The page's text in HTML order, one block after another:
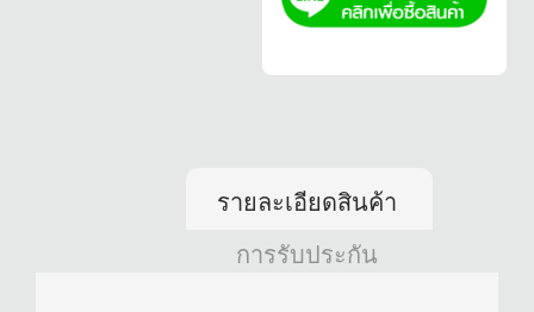
รายละเอียดสินค้า
การรับประกัน